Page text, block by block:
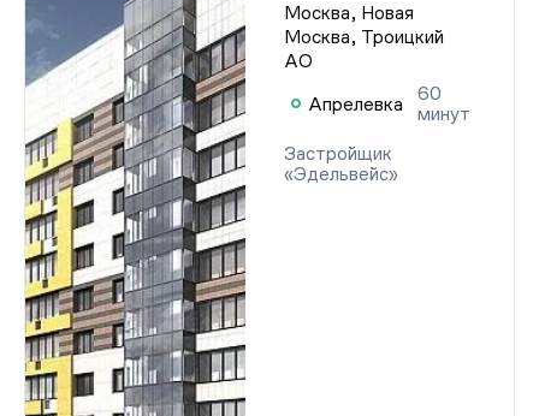
Москва, Новая
Москва, Троицкий
АО
Апрелевка
60
минут
Застройщик
«Эдельвейс»